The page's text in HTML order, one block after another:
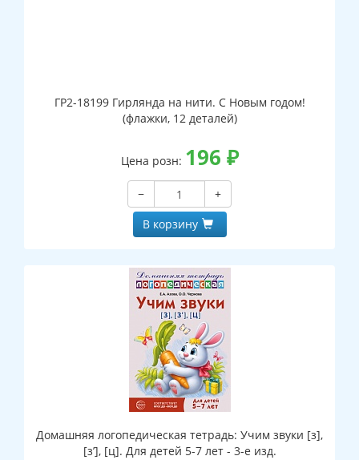
ГР2-18199 Гирлянда на нити. С Новым годом!
(флажки, 12 деталей)
Цена розн: 196 ₽
−
+
В корзину
Домашняя логопедическая тетрадь: Учим звуки [з],
[з’], [ц]. Для детей 5-7 лет - 3-е изд.